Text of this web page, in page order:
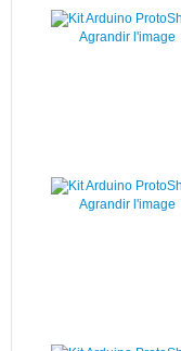
Agrandir l'image
Agrandir l'image